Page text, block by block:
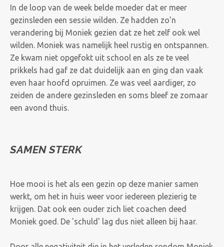
In de loop van de week belde moeder dat er meer
gezinsleden een sessie wilden. Ze hadden zo’n
verandering bij Moniek gezien dat ze het zelf ook wel
wilden. Moniek was namelijk heel rustig en ontspannen.
Ze kwam niet opgefokt uit school en als ze te veel
prikkels had gaf ze dat duidelijk aan en ging dan vaak
even haar hoofd opruimen. Ze was veel aardiger, zo
zeiden de andere gezinsleden en soms bleef ze zomaar
een avond thuis.
SAMEN STERK
Hoe mooi is het als een gezin op deze manier samen
werkt, om het in huis weer voor iedereen plezierig te
krijgen. Dat ook een ouder zich liet coachen deed
Moniek goed. De 'schuld' lag dus niet alleen bij haar.